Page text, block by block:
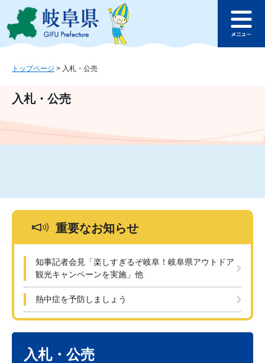
ジ
ュ
文
このページの本文へ
ュ
トップページ > 入札・公売
入札・公売
重要なお知らせ
知事記者会見「楽しすぎるぞ岐阜！岐阜県アウトドア
観光キャンペーンを実施」他
熱中症を予防しましょう
入札・公売